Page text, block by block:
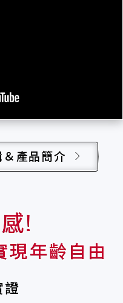
產品簡介
!
現年齡自由
證